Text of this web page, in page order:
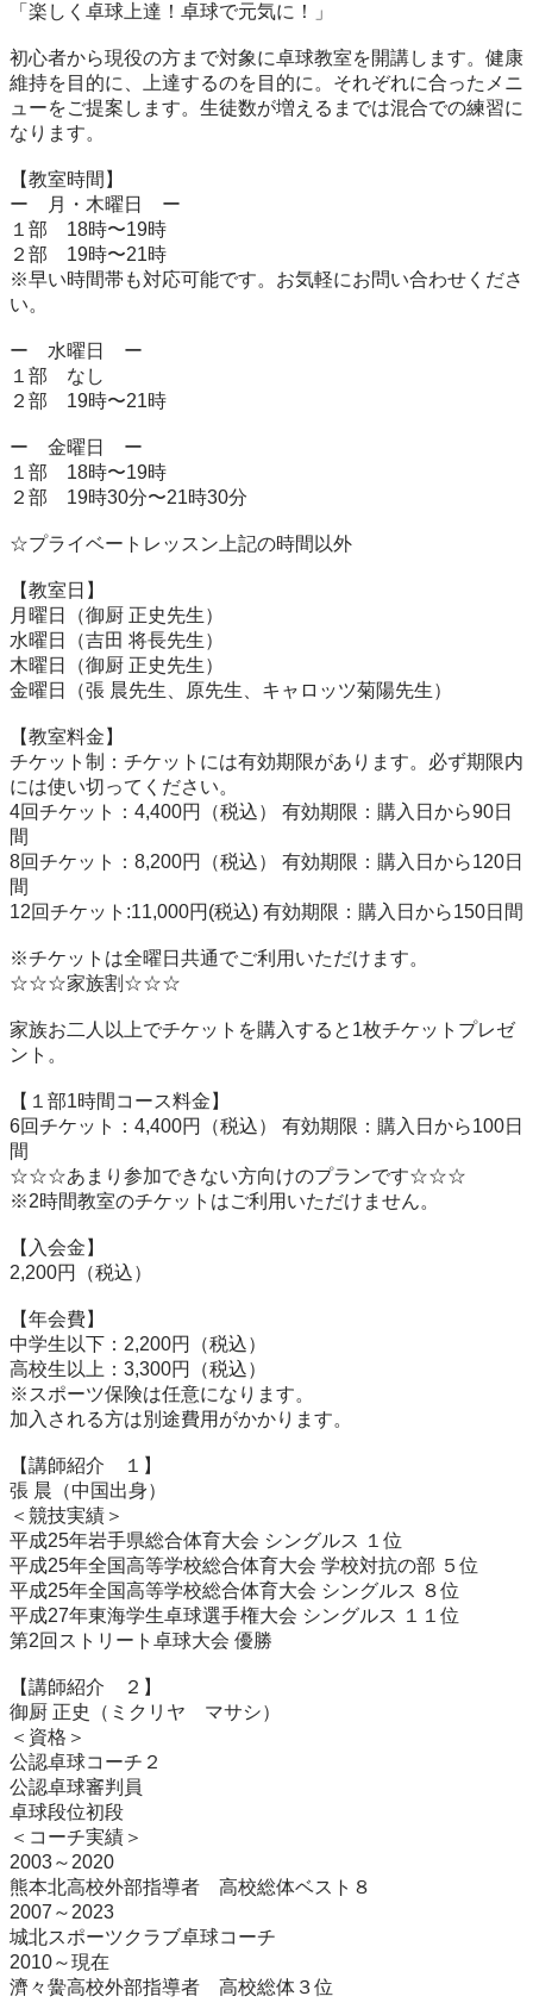
「楽しく卓球上達！卓球で元気に！」
初心者から現役の方まで対象に卓球教室を開講します。健康
維持を目的に、上達するのを目的に。それぞれに合ったメニ
ューをご提案します。生徒数が増えるまでは混合での練習に
なります。
【教室時間】
ー　月・木曜日　ー
１部　18時〜19時
２部　19時〜21時
※早い時間帯も対応可能です。お気軽にお問い合わせくださ
い。
ー　水曜日　ー
１部　なし
２部　19時〜21時
ー　金曜日　ー
１部　18時〜19時
２部　19時30分〜21時30分
☆プライベートレッスン上記の時間以外
【教室日】
月曜日（御厨 正史先生）
水曜日（吉田 将長先生）
木曜日（御厨 正史先生）
金曜日（張 晨先生、原先生、キャロッツ菊陽先生）
【教室料金】
チケット制：チケットには有効期限があります。必ず期限内
には使い切ってください。
4回チケット：4,400円（税込） 有効期限：購入日から90日
間
8回チケット：8,200円（税込） 有効期限：購入日から120日
間
12回チケット:11,000円(税込) 有効期限：購入日から150日間
※チケットは全曜日共通でご利用いただけます。
☆☆☆家族割☆☆☆
家族お二人以上でチケットを購入すると1枚チケットプレゼ
ント。
【１部1時間コース料金】
6回チケット：4,400円（税込） 有効期限：購入日から100日
間
☆☆☆あまり参加できない方向けのプランです☆☆☆
※2時間教室のチケットはご利用いただけません。
【入会金】
2,200円（税込）
【年会費】
中学生以下：2,200円（税込）
高校生以上：3,300円（税込）
※スポーツ保険は任意になります。
加入される方は別途費用がかかります。
【講師紹介　１】
張 晨（中国出身）
＜競技実績＞
平成25年岩手県総合体育大会 シングルス １位
平成25年全国高等学校総合体育大会 学校対抗の部 ５位
平成25年全国高等学校総合体育大会 シングルス ８位
平成27年東海学生卓球選手権大会 シングルス １１位
第2回ストリート卓球大会 優勝
【講師紹介　２】
御厨 正史（ミクリヤ　マサシ）
＜資格＞
公認卓球コーチ２
公認卓球審判員
卓球段位初段
＜コーチ実績＞
2003～2020
熊本北高校外部指導者　高校総体ベスト８
2007～2023
城北スポーツクラブ卓球コーチ
2010～現在
濟々黌高校外部指導者　高校総体３位